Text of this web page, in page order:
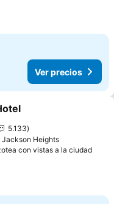
Ver precios
a favoritos
5.133
Jackson Heights
con vistas a la ciudadVer